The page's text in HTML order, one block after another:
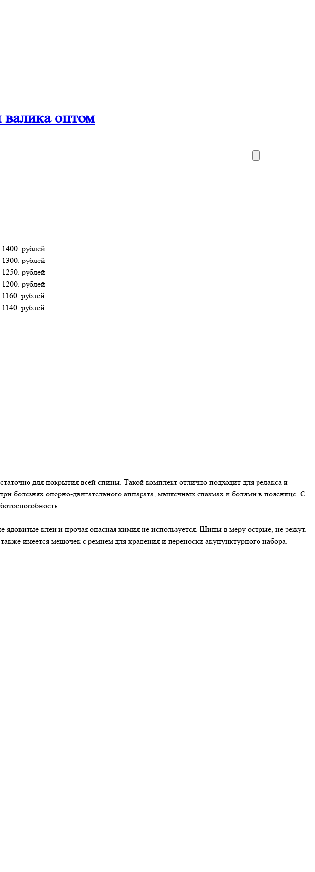
оптом
1400. рублей
1300. рублей
1250. рублей
1200. рублей
1160. рублей
1140. рублей
для покрытия всей спины. Такой комплект отлично подходит для релакса и
болезнях опорно-двигательного аппарата, мышечных спазмах и болями в пояснице. С
клеи и прочая опасная химия не используется. Шипы в меру острые, не режут.
имеется мешочек с ремнем для хранения и переноски акупунктурного набора.